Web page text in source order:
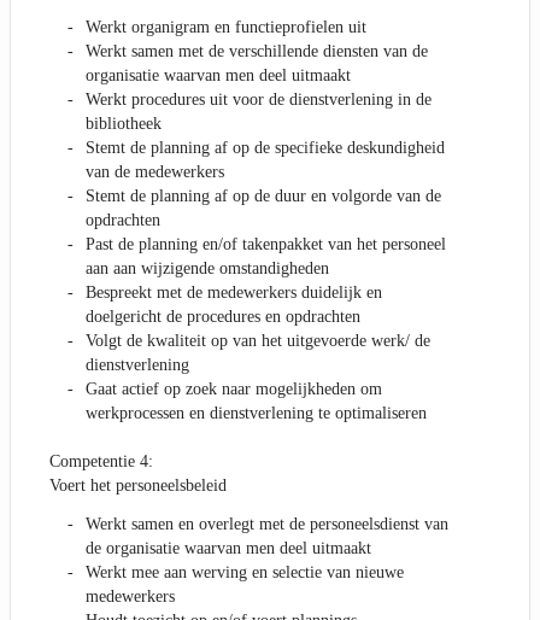
Werkt organigram en functieprofielen uit
Werkt samen met de verschillende diensten van de
organisatie waarvan men deel uitmaakt
Werkt procedures uit voor de dienstverlening in de
bibliotheek
Stemt de planning af op de specifieke deskundigheid
van de medewerkers
Stemt de planning af op de duur en volgorde van de
opdrachten
Past de planning en/of takenpakket van het personeel
aan aan wijzigende omstandigheden
Bespreekt met de medewerkers duidelijk en
doelgericht de procedures en opdrachten
Volgt de kwaliteit op van het uitgevoerde werk/ de
dienstverlening
Gaat actief op zoek naar mogelijkheden om
werkprocessen en dienstverlening te optimaliseren
Competentie 4:
Voert het personeelsbeleid
Werkt samen en overlegt met de personeelsdienst van
de organisatie waarvan men deel uitmaakt
Werkt mee aan werving en selectie van nieuwe
medewerkers